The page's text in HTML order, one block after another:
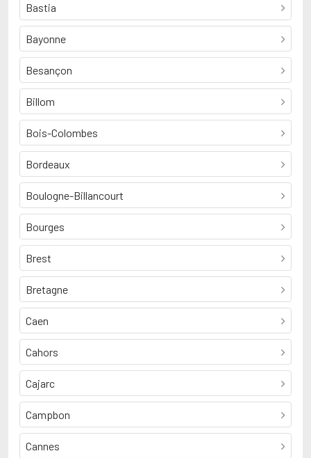
Bastia
Bayonne
Besançon
Billom
Bois-Colombes
Bordeaux
Boulogne-Billancourt
Bourges
Brest
Bretagne
Caen
Cahors
Cajarc
Campbon
Cannes